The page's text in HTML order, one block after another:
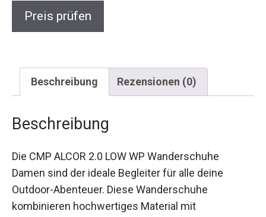
Preis prüfen
Beschreibung Rezensionen (0)
Beschreibung
Die CMP ALCOR 2.0 LOW WP Wanderschuhe
Damen sind der ideale Begleiter für alle deine
Outdoor-Abenteuer. Diese Wanderschuhe
kombinieren hochwertiges Material mit